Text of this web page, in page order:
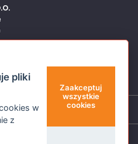
do piątku w godzinach 8:00 –
pliki
w
z
Zaakceptuj
wszystkie
cookies